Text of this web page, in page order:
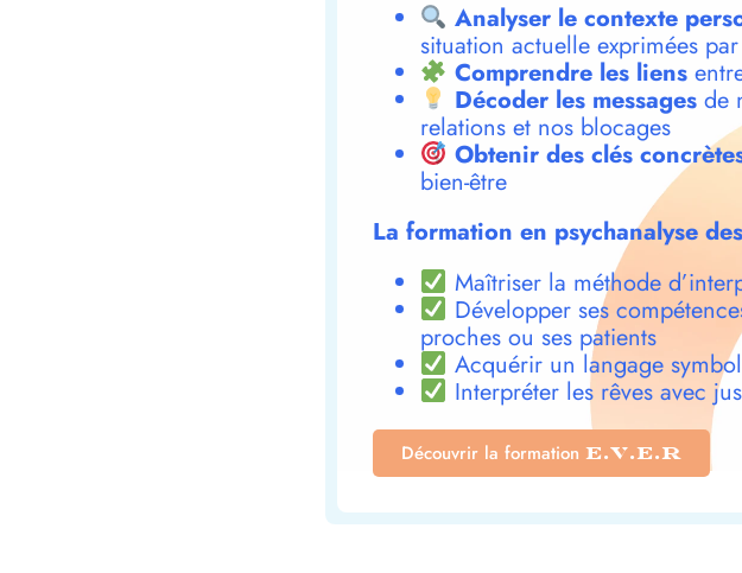
Analyser le contexte
situation actuelle exprimées
Comprendre les liens
Décoder les messagesde
relations et nos blocages
Obtenir des clés
bien-être
La formation en psychanalyse
Maîtriser la méthode
Développer ses
proches ou ses patients
Acquérir un langage
Interpréter les rêves avec
Découvrir la formation E.V.E.R